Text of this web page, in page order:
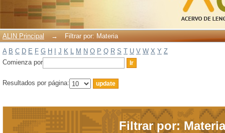
ALIN Principal →
Filtrar por: Materia
A B C D E F G H J K L M N O P Q R S T U V W X Y Z
Comienza por
Resultados por página:
Filtrar por: Materia